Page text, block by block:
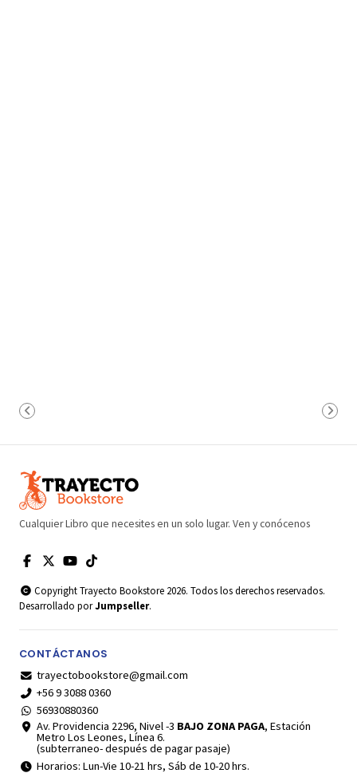
Cualquier Libro que necesites en un solo lugar. Ven y conócenos
Copyright Trayecto Bookstore 2026. Todos los derechos reservados.
Desarrollado porJumpseller.
CONTÁCTANOS
trayectobookstore@gmail.com
+56 9 3088 0360
56930880360
Av. Providencia 2296, Nivel -3 BAJO ZONA PAGA, Estación
Metro Los Leones, Línea 6.
(subterraneo- después de pagar pasaje)
Horarios: Lun-Vie 10-21 hrs, Sáb de 10-20 hrs.